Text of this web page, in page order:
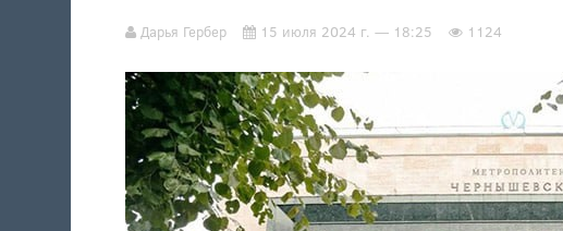
Дарья Гербер 15 июля 2024 г. — 18:25 1124